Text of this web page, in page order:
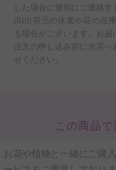
した場合に個別にご連絡す
(6)出荷元の休業や花の在
る場合がございます。お届
注文の申し込み前に当店
せください。
この商品
お花や植物と一緒にご購